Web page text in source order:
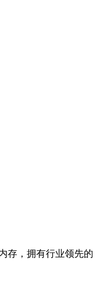
存，拥有行业领先的